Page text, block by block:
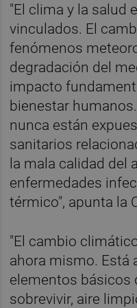
"El clima y la salud
vinculados. El
fenómenos
degradación del
impacto
bienestar
nunca están
sanitarios
la mala calidad del
enfermedades
térmico", apunta la
"El cambio
ahora mismo. Está
elementos básicos
sobrevivir, aire